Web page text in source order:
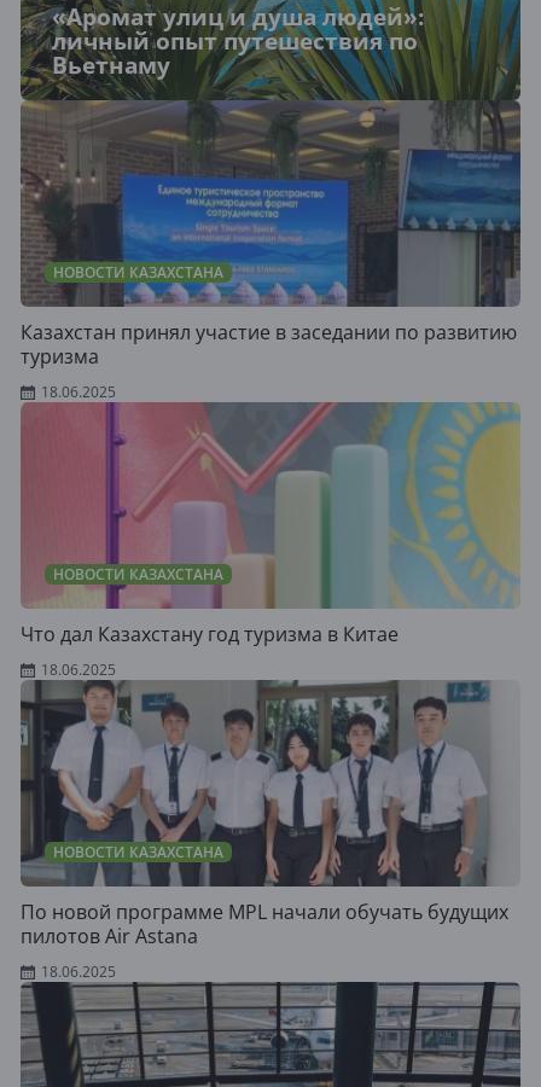
«Аромат улиц и душа людей»:
личный опыт путешествия по
Вьетнаму
НОВОСТИ КАЗАХСТАНА
Казахстан принял участие в заседании по развитию
туризма
18.06.2025
НОВОСТИ КАЗАХСТАНА
Что дал Казахстану год туризма в Китае
18.06.2025
НОВОСТИ КАЗАХСТАНА
По новой программе MPL начали обучать будущих
пилотов Air Astana
18.06.2025